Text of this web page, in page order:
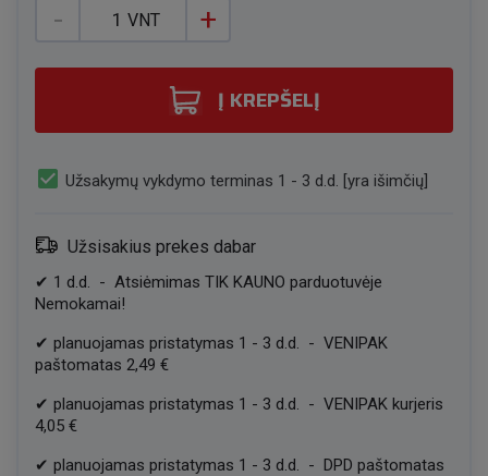
- +
VNT
Į KREPŠELĮ
check_box Užsakymų vykdymo terminas 1 - 3 d.d. [yra išimčių]
Užsisakius prekes dabar
✔ 1 d.d. - Atsiėmimas TIK KAUNO parduotuvėje
Nemokamai!
✔ planuojamas pristatymas 1 - 3 d.d. - VENIPAK
paštomatas 2,49 €
✔ planuojamas pristatymas 1 - 3 d.d. - VENIPAK kurjeris
4,05 €
✔ planuojamas pristatymas 1 - 3 d.d. - DPD paštomatas